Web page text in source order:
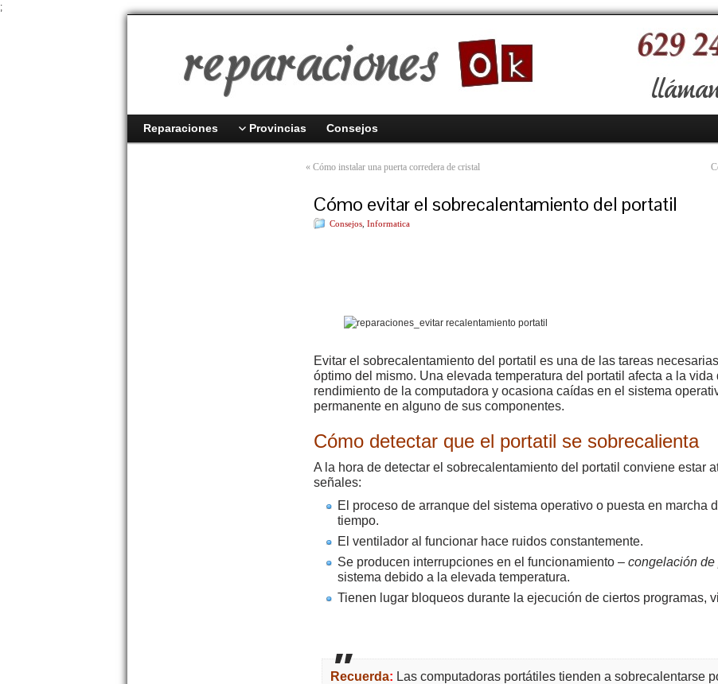
;
Reparaciones Provincias Consejos
« Cómo instalar una puerta corredera de cristal
Cómo evitar el sobrecalentamiento del portatil
Consejos Informatica
Evitar el sobrecalentamiento del portatil es una de las tareas
óptimo del mismo. Una elevada temperatura del portatil afecta a la
rendimiento de la computadora y ocasiona caídas en el sistema
permanente en alguno de sus componentes.
Cómo detectar que el portatil se sobrecalienta
A la hora de detectar el sobrecalentamiento del portatil conviene estar
señales:
El proceso de arranque del sistema operativo o puesta en marcha
tiempo.
El ventilador al funcionar hace ruidos constantemente.
Se producen interrupciones en el funcionamiento – congelación de
sistema debido a la elevada temperatura.
Tienen lugar bloqueos durante la ejecución de ciertos programas,
Recuerda: Las computadoras portátiles tienden a sobrecalentarse